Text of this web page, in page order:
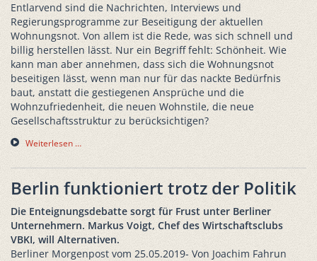
Entlarvend sind die Nachrichten, Interviews und
Regierungsprogramme zur Beseitigung der aktuellen
Wohnungsnot. Von allem ist die Rede, was sich schnell und
billig herstellen lässt. Nur ein Begriff fehlt: Schönheit. Wie
kann man aber annehmen, dass sich die Wohnungsnot
beseitigen lässt, wenn man nur für das nackte Bedürfnis
baut, anstatt die gestiegenen Ansprüche und die
Wohnzufriedenheit, die neuen Wohnstile, die neue
Gesellschaftsstruktur zu berücksichtigen?
Weiterlesen …
Berlin funktioniert trotz der Politik
Die Enteignungsdebatte sorgt für Frust unter Berliner
Unternehmern. Markus Voigt, Chef des Wirtschaftsclubs
VBKI, will Alternativen.
Berliner Morgenpost vom 25.05.2019- Von Joachim Fahrun